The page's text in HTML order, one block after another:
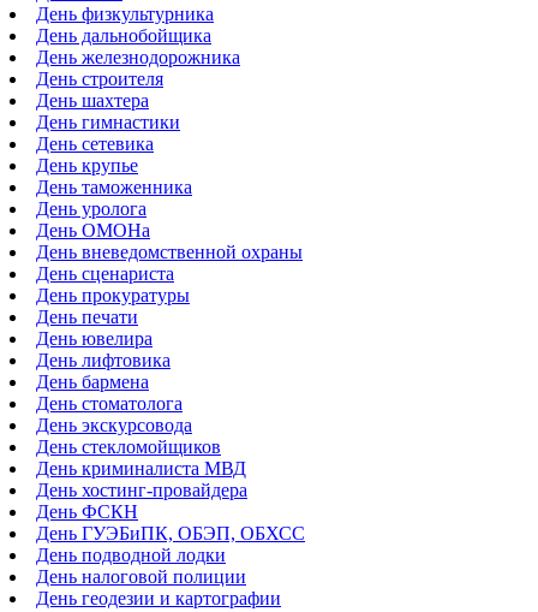
День физкультурника
День дальнобойщика
День железнодорожника
День строителя
День шахтера
День гимнастики
День сетевика
День крупье
День таможенника
День уролога
День ОМОНа
День вневедомственной охраны
День сценариста
День прокуратуры
День печати
День ювелира
День лифтовика
День бармена
День стоматолога
День экскурсовода
День стекломойщиков
День криминалиста МВД
День хостинг-провайдера
День ФСКН
День ГУЭБиПК, ОБЭП, ОБХСС
День подводной лодки
День налоговой полиции
День геодезии и картографии